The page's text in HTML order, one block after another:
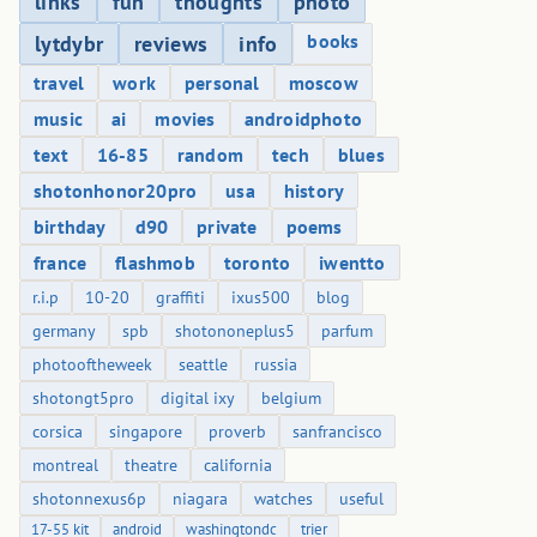
lytdybr
reviews info
books
travel
work personal
moscow
music
ai movies
androidphoto
text
16-85 random tech
blues
shotonhonor20pro
usa
history
birthday
d90 private
poems
france
flashmob toronto iwentto
r.i.p 10-20 graffiti ixus500
blog
germany
spb shotononeplus5
parfum
photooftheweek
seattle
russia
shotongt5pro
digital ixy
belgium
corsica
singapore proverb
sanfrancisco
montreal
theatre
california
shotonnexus6p
niagara watches useful
17-55 kit android washingtondc trier